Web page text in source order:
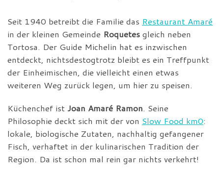
Seit 1940 betreibt die Familie das Restaurant Amaré
in der kleinen Gemeinde Roquetes gleich neben
Tortosa. Der Guide Michelin hat es inzwischen
entdeckt, nichtsdestogtrotz bleibt es ein Treffpunkt
der Einheimischen, die vielleicht einen etwas
weiteren Weg zurück legen, um hier zu speisen.
Küchenchef ist Joan Amaré Ramon. Seine
Philosophie deckt sich mit der von Slow Food km0:
lokale, biologische Zutaten, nachhaltig gefangener
Fisch, verhaftet in der kulinarischen Tradition der
Region. Da ist schon mal rein gar nichts verkehrt!